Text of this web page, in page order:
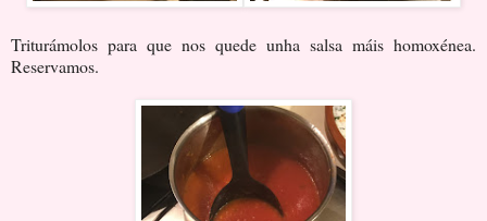
Triturámolos para que nos quede unha salsa máis homoxénea.
Reservamos.